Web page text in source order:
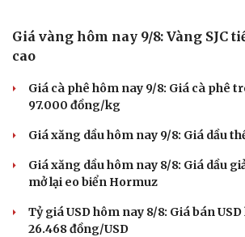
Nam khoa
Làm đẹp - giảm cân
Ăn sạch sống khỏe
Giá vàng hôm nay 9/8: Vàng SJC
cao